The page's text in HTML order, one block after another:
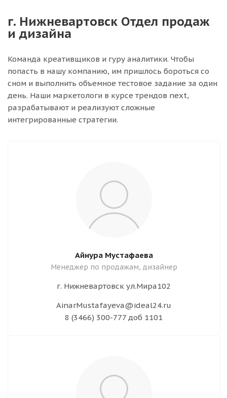
г. Нижневартовск Отдел продаж
и дизайна
Команда креативщиков и гуру аналитики. Чтобы
попасть в нашу компанию, им пришлось бороться со
сном и выполнить объемное тестовое задание за один
день. Наши маркетологи в курсе трендов next,
разрабатывают и реализуют сложные
интегрированные стратегии.
Айнура Мустафаева
Менеджер по продажам, дизайнер
г. Нижневартовск ул.Мира102
AinarMustafayeva@ideal24.ru
8 (3466) 300-777 доб 1101